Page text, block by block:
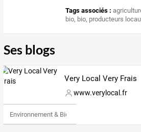
Tags associés :
bio, bio, producteurs
Ses blogs
Very Local Very Frais
www.verylocal.fr
Environnement & Bio